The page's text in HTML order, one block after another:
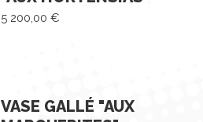
5 200,00 €
VASE GALLÉ "AUX